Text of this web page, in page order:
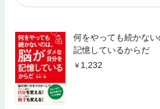
何をやっても続かな
記憶しているからだ
1,232